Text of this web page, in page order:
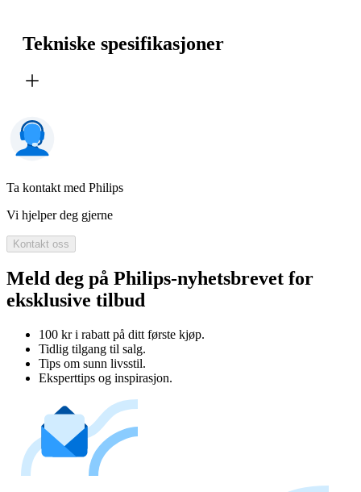
Tekniske spesifikasjoner
Ta kontakt med Philips
Vi hjelper deg gjerne
Kontakt oss
Meld deg på Philips-nyhetsbrevet for
eksklusive tilbud
100 kr i rabatt på ditt første kjøp.
Tidlig tilgang til salg.
Tips om sunn livsstil.
Eksperttips og inspirasjon.